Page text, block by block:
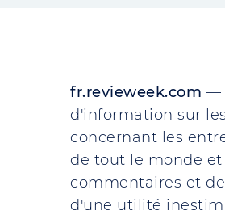
fr.revieweek.com —
d'information sur
concernant les
de tout le monde
commentaires et
d'une utilité